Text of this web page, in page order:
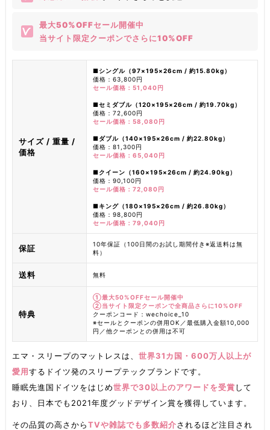
最大50%OFFセール開催中
当サイト限定クーポンでさらに10%OFF
サイズ / 重量 /
価格
■シングル（97×195×26cm / 約15.80kg）
価格：63,800円
セール価格：51,040円
■セミダブル（120×195×26cm / 約19.70kg）
価格：72,600円
セール価格：58,080円
■ダブル（140×195×26cm / 約22.80kg）
価格：81,300円
セール価格：65,040円
■クイーン（160×195×26cm / 約24.90kg）
価格：90,100円
セール価格：72,080円
■キング（180×195×26cm / 約26.80kg）
価格：98,800円
セール価格：79,040円
保証
10年保証（100日間のお試し期間付き※返送料は無
料）
送料 無料
特典
①最大50%OFFセール開催中
②当サイト限定クーポンで全商品さらに10%OFF
クーポンコード：wechoice_10
※セールとクーポンの併用OK／最低購入金額10,000
円／他クーポンとの併用は不可
エマ・スリープのマットレスは、 世界31カ国・600万人以上が
愛用するドイツ発のスリープテックブランドです。
睡眠先進国ドイツをはじめ世界で30以上のアワードを受賞して
おり、日本でも2021年度グッドデザイン賞を獲得しています。
その品質の高さからTVや雑誌でも多数紹介されるほど注目され